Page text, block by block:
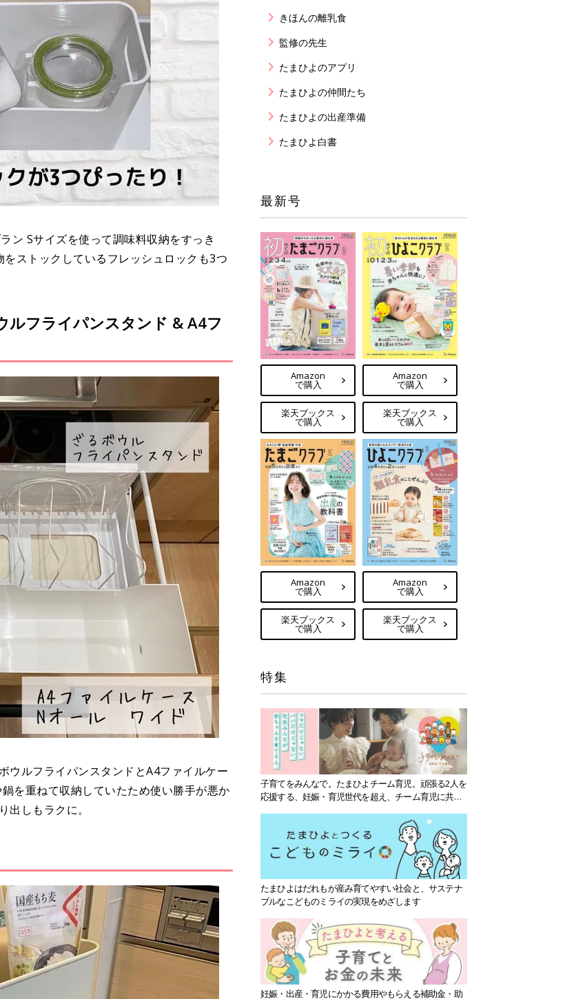
ン Sサイズを使って調味料収納をすっき
ストックしているフレッシュロックも3つ
ルフライパンスタンド & A4フ
ウルフライパンスタンドとA4ファイルケー
を重ねて収納していたため使い勝手が悪か
しもラクに。
きほんの離乳食
監修の先生
たまひよのアプリ
たまひよの仲間たち
たまひよの出産準備
たまひよ白書
最新号
Amazon
で購入
楽天ブックス
で購入
Amazon
で購入
楽天ブックス
で購入
Amazon
で購入
楽天ブックス
で購入
Amazon
で購入
楽天ブックス
で購入
特集
子育てをみんなで。たまひよチーム育児。頑張る2人を
応援する、妊娠・育児世代を超え、チーム育児に共感
たまひよはだれもが産み育てやすい社会と、サステナ
ブルなこどものミライの実現をめざします
妊娠・出産・育児にかかる費用やもらえる補助金・助